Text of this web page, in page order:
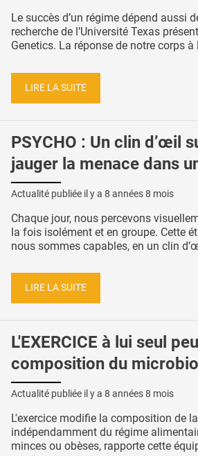
Le succès d’un régime dépend aussi
recherche de l’Université Texas
Genetics. La réponse de notre corps à
LIRE LA SUITE
PSYCHO : Un clin d’œil
jauger la menace dans
Actualité publiée il y a 8 années 8 mois
Chaque jour, nous percevons
la fois isolément et en groupe. Cette
nous sommes capables, en un clin
LIRE LA SUITE
L'EXERCICE à lui seul
composition du
Actualité publiée il y a 8 années 8 mois
L'exercice modifie la composition de
indépendamment du régime
minces ou obèses, rapporte cette